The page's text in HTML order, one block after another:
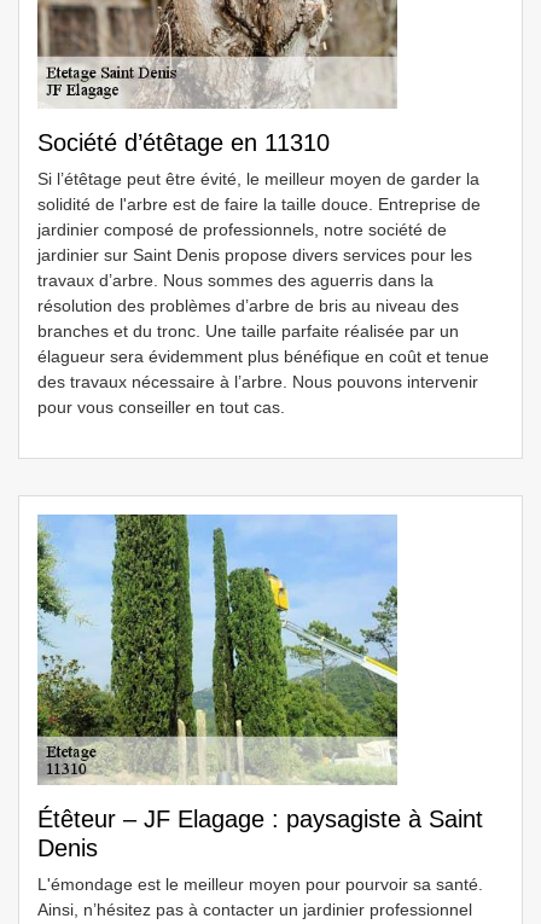
Société d’étêtage en 11310
Si l’étêtage peut être évité, le meilleur moyen de garder la
solidité de l'arbre est de faire la taille douce. Entreprise de
jardinier composé de professionnels, notre société de
jardinier sur Saint Denis propose divers services pour les
travaux d’arbre. Nous sommes des aguerris dans la
résolution des problèmes d’arbre de bris au niveau des
branches et du tronc. Une taille parfaite réalisée par un
élagueur sera évidemment plus bénéfique en coût et tenue
des travaux nécessaire à l’arbre. Nous pouvons intervenir
pour vous conseiller en tout cas.
Étêteur – JF Elagage : paysagiste à Saint
Denis
L'émondage est le meilleur moyen pour pourvoir sa santé.
Ainsi, n’hésitez pas à contacter un jardinier professionnel